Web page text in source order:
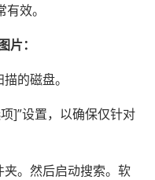
效。
片：
的磁盘。
]”设置，以确保仅针对
。然后启动搜索。软